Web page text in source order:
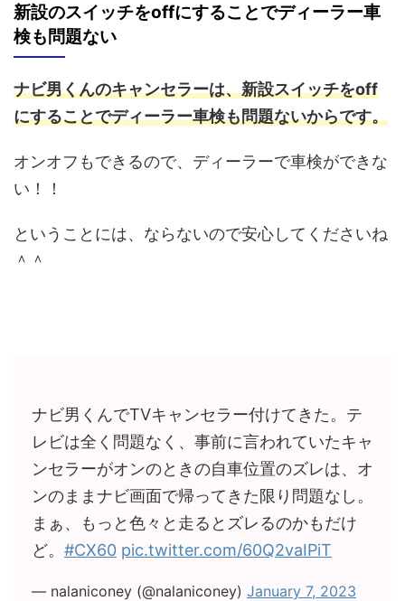
新設のスイッチをoffにすることでディーラー車
検も問題ない
ナビ男くんのキャンセラーは、新設スイッチをoff
にすることでディーラー車検も問題ないからです。
オンオフもできるので、ディーラーで車検ができな
い！！
ということには、ならないので安心してくださいね
＾＾
ナビ男くんでTVキャンセラー付けてきた。テ
レビは全く問題なく、事前に言われていたキャ
ンセラーがオンのときの自車位置のズレは、オ
ンのままナビ画面で帰ってきた限り問題なし。
まぁ、もっと色々と走るとズレるのかもだけ
ど。 #CX60 pic.twitter.com/60Q2vaIPiT
— nalaniconey (@nalaniconey) January 7, 2023